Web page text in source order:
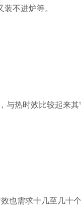
不进炉等。
与热时效比较起来
也需求十几至几十